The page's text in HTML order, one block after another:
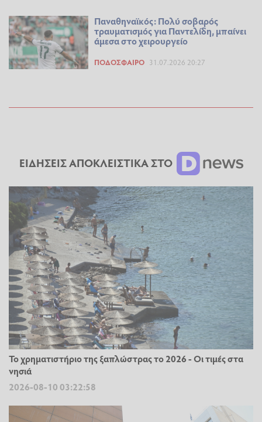
Παναθηναϊκός: Πολύ σοβαρός
τραυματισμός για Παντελίδη, μπαίνει
άμεσα στο χειρουργείο
ΠΟΔΌΣΦΑΙΡΟ 31.07.2026 20:27
ΕΙΔΗΣΕΙΣ ΑΠΟΚΛΕΙΣΤΙΚΑ ΣΤΟ
Το χρηματιστήριο της ξαπλώστρας το 2026 - Οι τιμές στα
νησιά
2026-08-10 03:22:58